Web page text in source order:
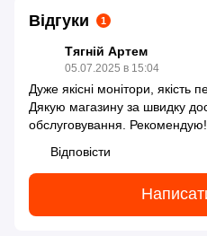
Відгуки 1
Тягній Артем
05.07.2025 в 15:04
Дуже якісні монітори, якість
Дякую магазину за швидку
обслуговування. Рекомендую!
Відповісти